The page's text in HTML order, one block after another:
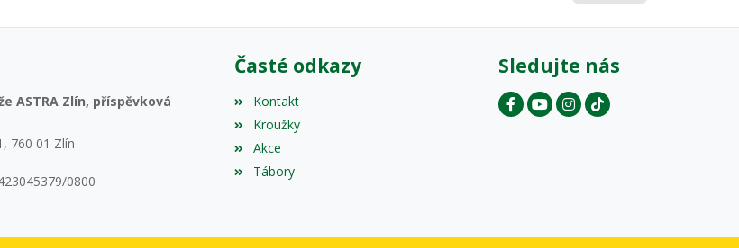
ASTRA Zlín, příspěvková
760 01 Zlín
0800
Časté odkazy
Kontakt
Kroužky
Akce
Tábory
Sledujte nás